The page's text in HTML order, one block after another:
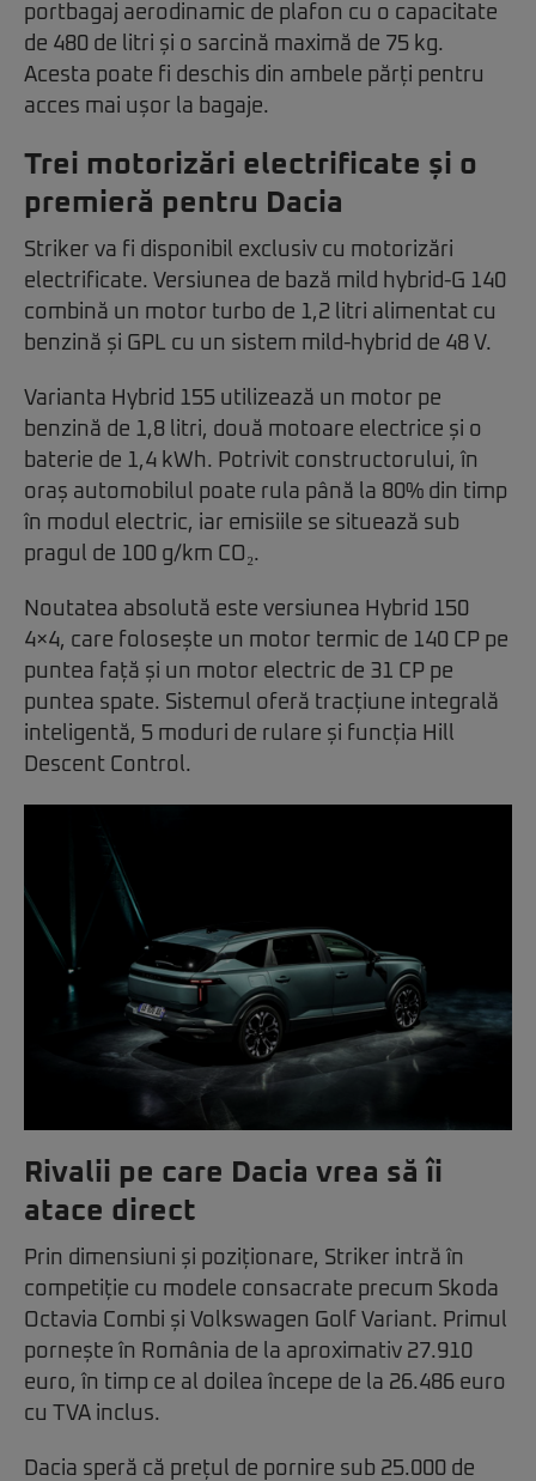
portbagaj aerodinamic de plafon cu o capacitate
de 480 de litri și o sarcină maximă de 75 kg.
Acesta poate fi deschis din ambele părți pentru
acces mai ușor la bagaje.
Trei motorizări electrificate și o
premieră pentru Dacia
Striker va fi disponibil exclusiv cu motorizări
electrificate. Versiunea de bază mild hybrid-G 140
combină un motor turbo de 1,2 litri alimentat cu
benzină și GPL cu un sistem mild-hybrid de 48 V.
Varianta Hybrid 155 utilizează un motor pe
benzină de 1,8 litri, două motoare electrice și o
baterie de 1,4 kWh. Potrivit constructorului, în
oraș automobilul poate rula până la 80% din timp
în modul electric, iar emisiile se situează sub
pragul de 100 g/km CO₂.
Noutatea absolută este versiunea Hybrid 150
4×4, care folosește un motor termic de 140 CP pe
puntea față și un motor electric de 31 CP pe
puntea spate. Sistemul oferă tracțiune integrală
inteligentă, 5 moduri de rulare și funcția Hill
Descent Control.
Rivalii pe care Dacia vrea să îi
atace direct
Prin dimensiuni și poziționare, Striker intră în
competiție cu modele consacrate precum Skoda
Octavia Combi și Volkswagen Golf Variant. Primul
pornește în România de la aproximativ 27.910
euro, în timp ce al doilea începe de la 26.486 euro
cu TVA inclus.
Dacia speră că prețul de pornire sub 25.000 de